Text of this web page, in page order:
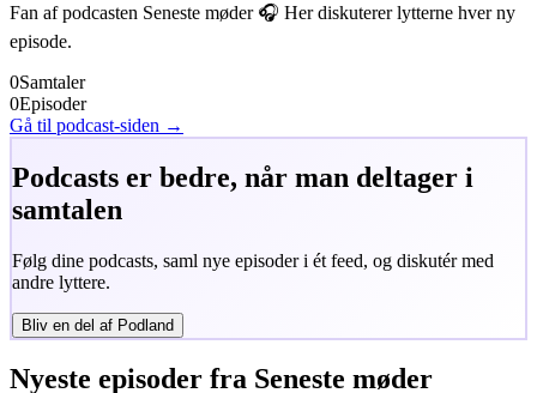
Fan af podcasten Seneste møder🎧 Her diskuterer lytterne hver ny
episode.
0Samtaler
0Episoder
Gå til podcast-siden →
Podcasts er bedre, når man deltager i
samtalen
Følg dine podcasts, saml nye episoder i ét feed, og diskutér med
andre lyttere.
Bliv en del af Podland
Nyeste episoder fra Seneste møder